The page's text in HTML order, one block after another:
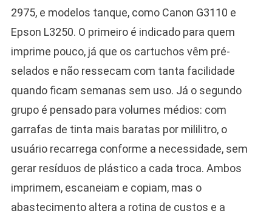
2975, e modelos tanque, como Canon G3110 e
Epson L3250. O primeiro é indicado para quem
imprime pouco, já que os cartuchos vêm pré-
selados e não ressecam com tanta facilidade
quando ficam semanas sem uso. Já o segundo
grupo é pensado para volumes médios: com
garrafas de tinta mais baratas por mililitro, o
usuário recarrega conforme a necessidade, sem
gerar resíduos de plástico a cada troca. Ambos
imprimem, escaneiam e copiam, mas o
abastecimento altera a rotina de custos e a